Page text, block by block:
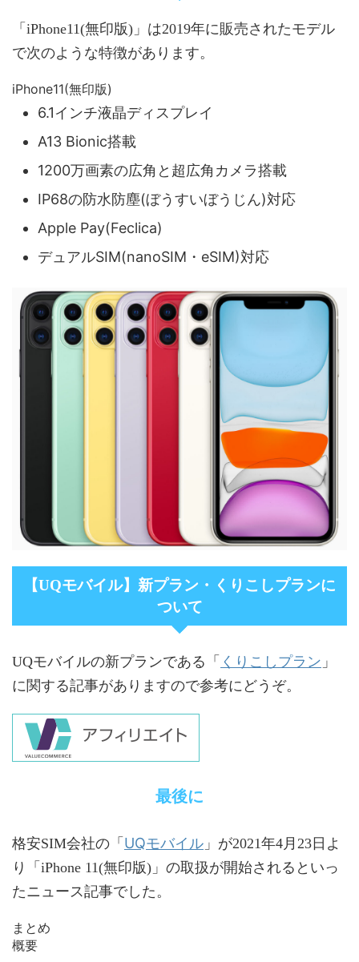
「iPhone11(無印版)」は2019年に販売されたモデル
で次のような特徴があります。
iPhone11(無印版)
6.1インチ液晶ディスプレイ
A13 Bionic搭載
1200万画素の広角と超広角カメラ搭載
IP68の防水防塵(ぼうすいぼうじん)対応
Apple Pay(Feclica)
デュアルSIM(nanoSIM・eSIM)対応
【UQモバイル】新プラン・くりこしプランに
ついて
UQモバイルの新プランである「 くりこしプラン 」
に関する記事がありますので参考にどうぞ。
最後に
格安SIM会社の「 UQモバイル 」が2021年4月23日よ
り「iPhone 11(無印版)」の取扱が開始されるといっ
たニュース記事でした。
まとめ
概要